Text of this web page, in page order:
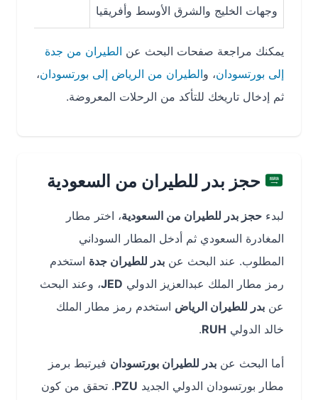
وجهات الخليج والشرق الأوسط وأفريقيا
يمكنك مراجعة صفحات البحث عنالطيران من جدة
إلى بورتسودان، والطيران من الرياض إلى بورتسودان،
ثم إدخال تاريخك للتأكد من الرحلات المعروضة.
حجز بدر للطيران من السعودية
حجز بدر للطيران من السعودية، اختر مطار
المغادرة السعودي ثم أدخل المطار السوداني
المطلوب. عند البحث عنبدر للطيران جدةاستخدم
رمز مطار الملك عبدالعزيز الدوليJED ، وعند البحث
بدر للطيران الرياضاستخدم رمز مطار الملك
خالد الدوليRUH
أما البحث عنبدر للطيران بورتسودانفيرتبط برمز
مطار بورتسودان الدولي الجديدPZU. تحقق من كون